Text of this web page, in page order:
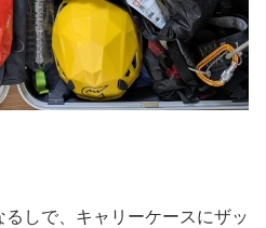
しで、キャリーケースにザッ